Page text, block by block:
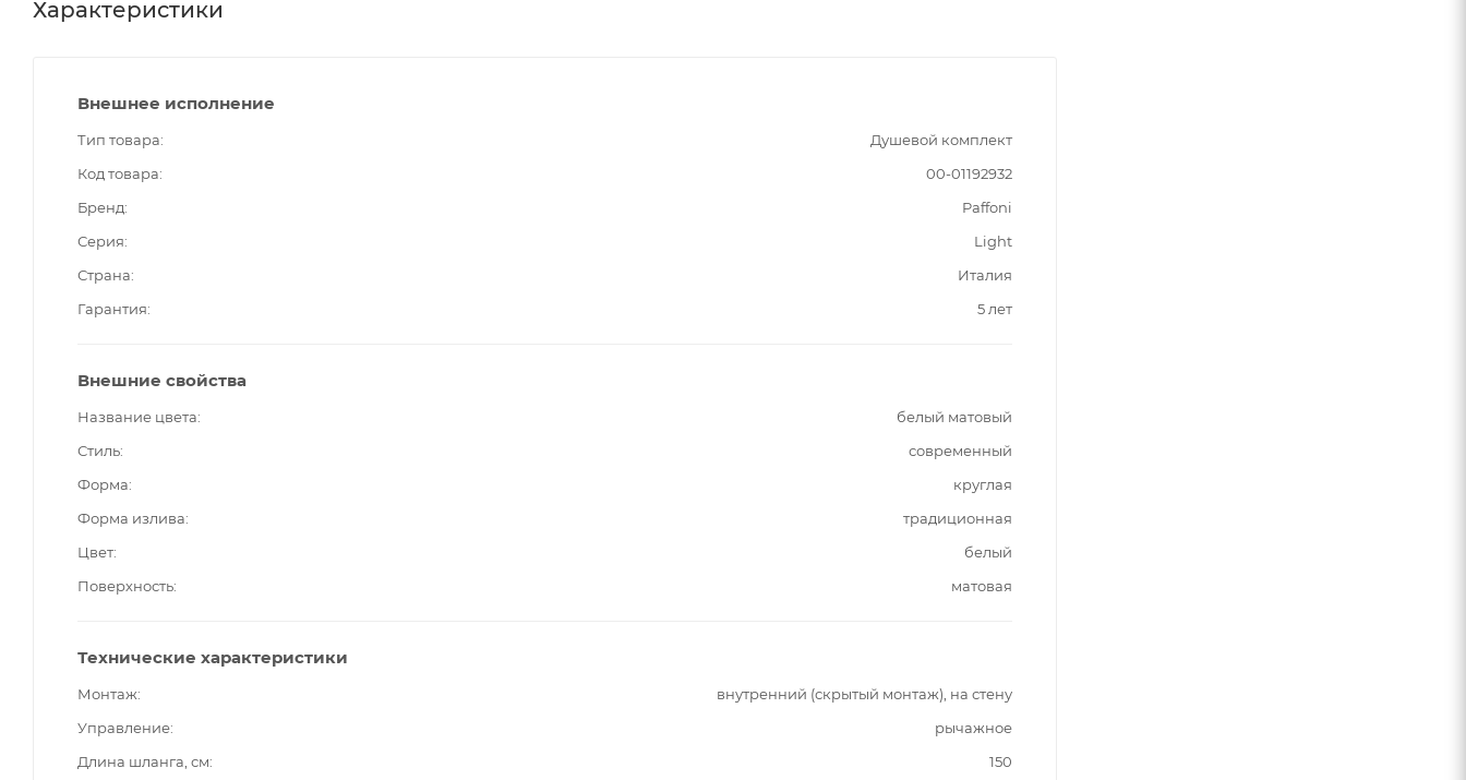
Характеристики
Внешнее исполнение
Тип товара
Душевой комплект
Код товара
00-01192932
Бренд
Paffoni
Серия
Light
Страна
Италия
Гарантия
5 лет
Внешние свойства
Название цвета
белый матовый
Стиль
современный
Форма
круглая
Форма излива
традиционная
Цвет
белый
Поверхность
матовая
Технические характеристики
Монтаж
внутренний (скрытый монтаж), на стену
Управление
рычажное
Длина шланга, см
150